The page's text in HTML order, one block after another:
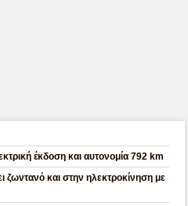
έκδοση και αυτονομία 792 km
και στην ηλεκτροκίνηση με